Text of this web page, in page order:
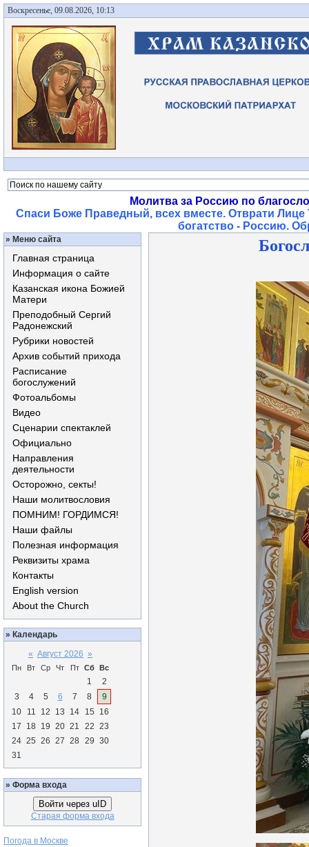
Воскресенье, 09.08.2026, 10:13
Молитва за Россию по
Спаси Боже Праведный, всех вместе. Отврати
богатство - Россию.
» Меню сайта
Главная страница
Информация о сайте
Казанская икона Божией
Матери
Преподобный Сергий
Радонежский
Рубрики новостей
Архив событий прихода
Расписание
богослужений
Фотоальбомы
Видео
Сценарии спектаклей
Официально
Направления
деятельности
Осторожно, секты!
Наши молитвословия
ПОМНИМ! ГОРДИМСЯ!
Наши файлы
Полезная информация
Реквизиты храма
Контакты
English version
About the Church
» Календарь
« Август 2026 »
Пн Вт Ср Чт Пт Сб Вс
1
2
3
4 5 6 7 8
9
10
11 12 13 14 15
16
17
18 19 20 21 22 23
24 25 26 27 28 29 30
31
» Форма входа
Войти через uID
Старая форма входа
Погода в Москве